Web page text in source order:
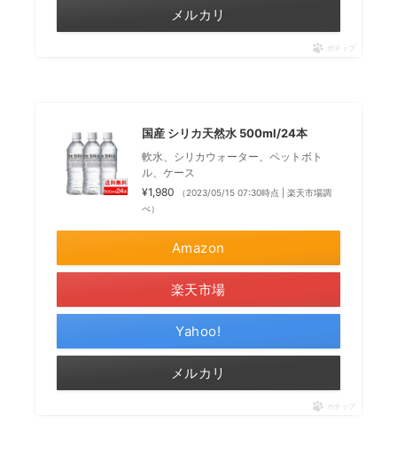
メルカリ
ポチップ
国産 シリカ天然水 500ml/24本
軟水、シリカウォーター、ペットボト
ル、ケース
¥1,980
（2023/05/15 07:30時点 | 楽天市場調
べ）
Amazon
楽天市場
Yahoo!
メルカリ
ポチップ